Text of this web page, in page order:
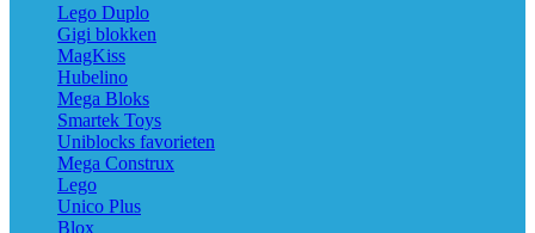
Lego Duplo
Gigi blokken
MagKiss
Hubelino
Mega Bloks
Smartek Toys
Uniblocks favorieten
Mega Construx
Lego
Unico Plus
Blox